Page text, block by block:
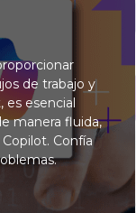
de trabajo y
es esencial
manera fluida,
Confía